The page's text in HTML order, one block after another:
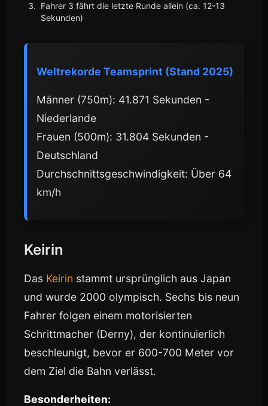
Fahrer 3 fährt die letzte Runde allein (ca. 12-13
Sekunden)
Weltrekorde Teamsprint (Stand 2025)
Männer (750m): 41.871 Sekunden -
Niederlande
Frauen (500m): 31.804 Sekunden -
Deutschland
Durchschnittsgeschwindigkeit: Über 64
km/h
Keirin
Das Keirin stammt ursprünglich aus Japan
und wurde 2000 olympisch. Sechs bis neun
Fahrer folgen einem motorisierten
Schrittmacher (Derny), der kontinuierlich
beschleunigt, bevor er 600-700 Meter vor
dem Ziel die Bahn verlässt.
Besonderheiten: